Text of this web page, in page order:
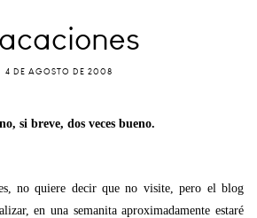
4 DE AGOSTO DE 2008
si breve, dos veces bueno.
no quiere decir que no visite, pero el blog
en una semanita aproximadamente estaré